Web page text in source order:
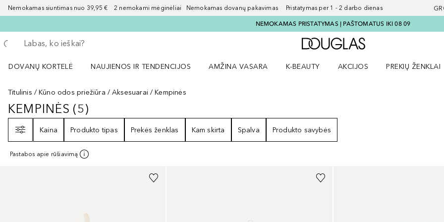
Nemokamas siuntimas nuo 39,95 € 2 nemokami mėginėliai Nemokamas dovanų pakavimas Pristatymas per 1 - 2 darbo dienas
NEMOKAMAS PRISTATYMAS Į PAŠTOMATUS IKI 08 09
Grįžk atgal
Vykdykite paiešką
Į Douglas pagrindinį
DOVANŲ KORTELĖ
NAUJIENOS IR TENDENCIJOS
AMŽINA VASARA
K-BEAUTY
AKCIJOS
PREKIŲ ŽENKLAI
Titulinis
Kūno odos priežiūra Aksesuarai Kempinės
KEMPINĖS5REZULTATAI
KEMPINĖS (5)
Kaina
Produkto tipas Prekės ženklas Kam skirta Spalva Produkto savybės
Pastabos apie rūšiavimą